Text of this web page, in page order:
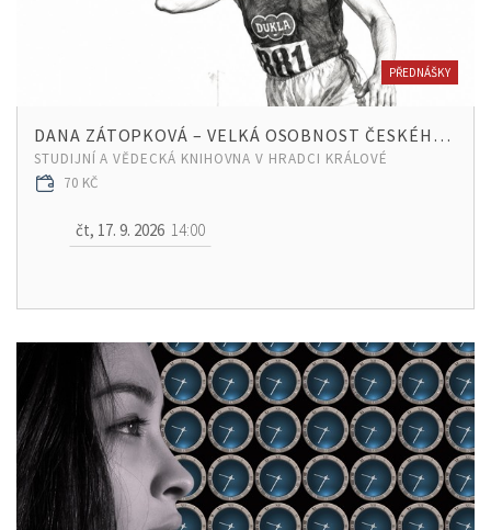
PŘEDNÁŠKY
DANA ZÁTOPKOVÁ – VELKÁ OSOBNOST ČESKÉHO SPORTU
STUDIJNÍ A VĚDECKÁ KNIHOVNA V HRADCI KRÁLOVÉ
70 KČ
čt, 17. 9. 2026 14:00